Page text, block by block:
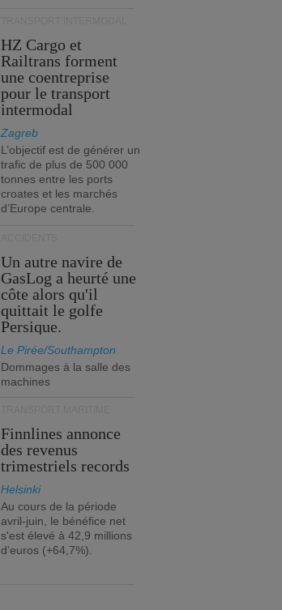
HZ Cargo et
Railtrans forment
une coentreprise
pour le transport
intermodal
Zagreb
L’objectif est de générer un
trafic de plus de 500 000
tonnes entre les ports
croates et les marchés
d’Europe centrale.
Un autre navire de
GasLog a heurté une
côte alors qu'il
quittait le golfe
Persique.
Le Pirée/Southampton
Dommages à la salle des
machines
Finnlines annonce
des revenus
trimestriels records
Helsinki
Au cours de la période
avril-juin, le bénéfice net
s'est élevé à 42,9 millions
d'euros (+64,7%).